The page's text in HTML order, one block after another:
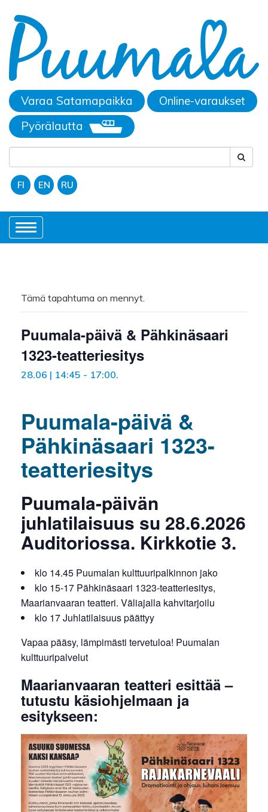
Varaa Satamapaikka
Online-varaukset
Pyörälautta
FI EN RU
Toggle
navigation
Tämä tapahtuma on mennyt.
Puumala-päivä & Pähkinäsaari
1323-teatteriesitys
28.06 | 14:45 - 17:00.
Puumala-päivä &
Pähkinäsaari 1323-
teatteriesitys
Puumala-päivän
juhlatilaisuus su 28.6.2026
Auditoriossa. Kirkkotie 3.
klo 14.45 Puumalan kulttuuripalkinnon jako
klo 15-17 Pähkinäsaari 1323-teatteriesitys,
Maarianvaaran teatteri. Väliajalla kahvitarjoilu
klo 17 Juhlatilaisuus päättyy
Vapaa pääsy, lämpimästi tervetuloa! Puumalan
kulttuuripalvelut
Maarianvaaran teatteri esittää –
tutustu käsiohjelmaan ja
esitykseen: